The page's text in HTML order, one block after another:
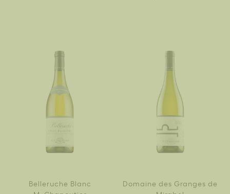
Belleruche Blanc
Domaine des Granges de